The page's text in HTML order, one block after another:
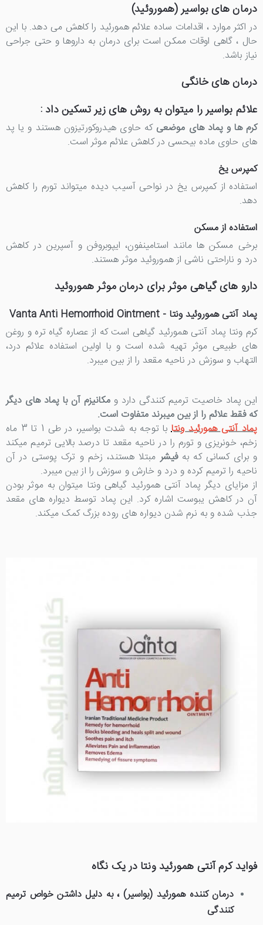
درمان های بواسیر (هموروئید)
در اکثر موارد ، اقدامات ساده علائم همورئید را کاهش می دهد. با این
حال ، گاهی اوقات ممکن است برای درمان به داروها و حتی جراحی
نیاز باشد.
درمان های خانگی
علائم بواسیر را میتوان به روش های زیر تسکین داد :
کرم ها و پماد های موضعی که حاوی هیدروکورتیزون هستند و یا پد
های حاوی ماده بیحسی در کاهش علائم موثر است.
کمپرس یخ
استفاده از کمپرس یخ در نواحی آسیب دیده میتواند تورم را کاهش
دهد.
استفاده از مسکن
برخی مسکن ها مانند استامینفون، ایپوبروفن و آسپرین در کاهش
درد و ناراحتی ناشی از هموروئید موثر هستند.
دارو های گیاهی موثر برای درمان موثر هموروئید
پماد آنتی هموروئید ونتا - Vanta Anti Hemorrhoid Ointment
کرم ونتا پماد آنتی همورئید گیاهی است که از عصاره گیاه تره و روغن
های طبیعی موثر تهیه شده است و با اولین استفاده علائم درد،
التهاب و سوزش در ناحیه مقعد را از بین میبرد.
این پماد خاصیت ترمیم کنندگی دارد ومکانیزم آن با پماد های دیگر
که فقط علائم را از بین میبرند متفاوت است.
پماد آنتی همورئید ونتا
با توجه به شدت بواسیر، در طی 1 تا 3 ماه
زخم، خونریزی و تورم را در ناحیه مقعد تا درصد بالایی ترمیم میکند
و برای کسانی که بهفیشرمبتلا هستند، زخم و ترک پوستی در آن
ناحیه را ترمیم کرده و درد و خارش و سوزش را از بین میبرد.
از مزایای دیگر پماد آنتی همورئید گیاهی ونتا میتوان به موثر بودن
آن در کاهش یبوست اشاره کرد. این پماد توسط دیواره های مقعد
جذب شده و به نرم شدن دیواره های روده بزرگ کمک میکند.
فواید کرم آنتی همورئید ونتا در یک نگاه
درمان کننده همورئید (بواسیر) ،به دلیل داشتن خواص ترمیم
کنندگی